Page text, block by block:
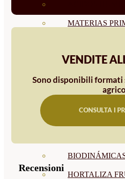
MATERIAS
PLANTAS
PLANTAS
SEMILLAS
HORTALIZA
VENDITE
Sono disponibili formati
CONSULTA I
Recensioni